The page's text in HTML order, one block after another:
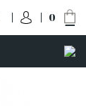
0